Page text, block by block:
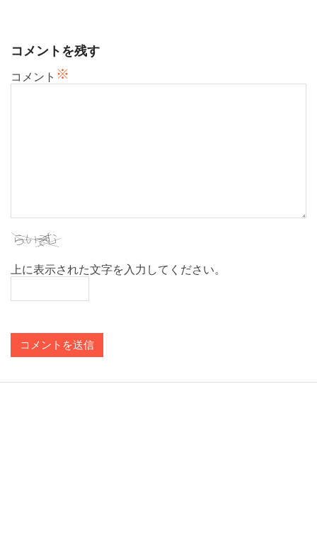
ン
コメントを残す
コメント ※
上に表示された文字を入力してください。